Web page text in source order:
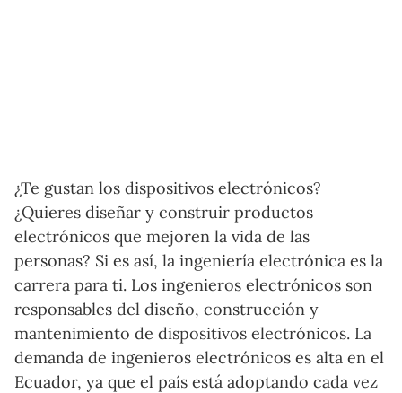
¿Te gustan los dispositivos electrónicos?
¿Quieres diseñar y construir productos
electrónicos que mejoren la vida de las
personas? Si es así, la ingeniería electrónica es la
carrera para ti. Los ingenieros electrónicos son
responsables del diseño, construcción y
mantenimiento de dispositivos electrónicos. La
demanda de ingenieros electrónicos es alta en el
Ecuador, ya que el país está adoptando cada vez